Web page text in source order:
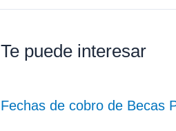
Te puede interesar
Fechas de cobro de Becas